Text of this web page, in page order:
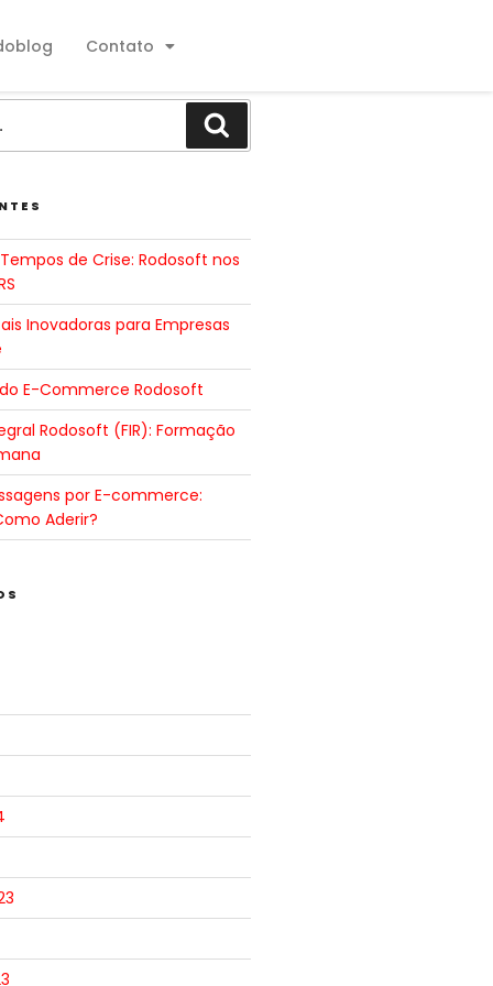
Contato
de Crise: Rodosoft nos
Inovadoras para Empresas
E-Commerce Rodosoft
Rodosoft (FIR): Formação
por E-commerce:
Aderir?